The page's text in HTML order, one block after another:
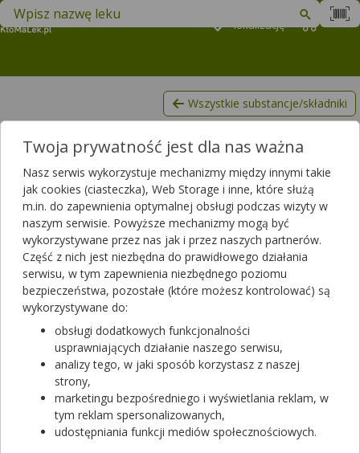
lokalizację
Znajdź lek w swojej okolicy
Bambus,Bambus zwyczajny
Wszystkie substancje/składniki
Filtrowanie
Filtrowanie
Wyniki wyszukiwania(213)
Wyczyść filtry
Pharmovit Krzem Organiczny z pędów
bambusa
60 kaps.
suplement diety
Dostępność
Pharmovit Multivit Fem z ashwagandhą
Twoja prywatność jest dla nas ważna
Nasz serwis wykorzystuje mechanizmy między innymi takie
jak cookies (ciasteczka), Web Storage i inne, które służą
m.in. do zapewnienia optymalnej obsługi podczas wizyty w
naszym serwisie. Powyższe mechanizmy mogą być
wykorzystywane przez nas jak i przez naszych partnerów.
Część z nich jest niezbędna do prawidłowego działania
serwisu, w tym zapewnienia niezbędnego poziomu
bezpieczeństwa, pozostałe (które możesz kontrolować) są
wykorzystywane do:
obsługi dodatkowych funkcjonalności
usprawniających działanie naszego serwisu,
analizy tego, w jaki sposób korzystasz z naszej
strony,
marketingu bezpośredniego i wyświetlania reklam, w
tym reklam spersonalizowanych,
udostępniania funkcji mediów społecznościowych.